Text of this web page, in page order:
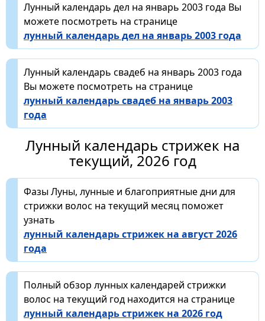
Лунный календарь дел на январь 2003 года Вы
можете посмотреть на странице
лунный календарь дел на январь 2003 года
Лунный календарь свадеб на январь 2003 года
Вы можете посмотреть на странице
лунный календарь свадеб на январь 2003
года
Лунный календарь стрижек на
текущий, 2026 год
Фазы Луны, лунные и благоприятные дни для
стрижки волос на текущий месяц поможет
узнать
лунный календарь стрижек на август 2026
года
Полный обзор лунных календарей стрижки
волос на текущий год находится на странице
лунный календарь стрижек на 2026 год